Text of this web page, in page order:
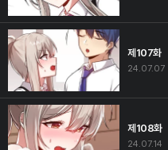
제107화
24.07.07
제108화
24.07.14